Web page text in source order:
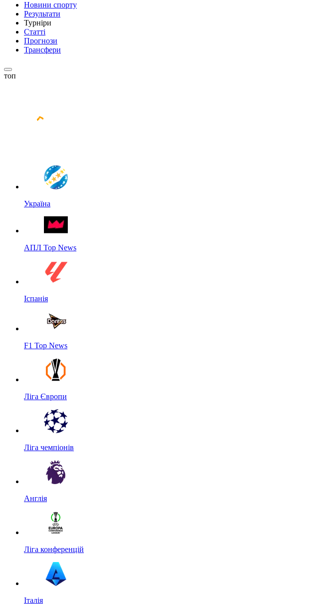
Новини спорту
Результати
Турніри
Статті
Прогнози
Трансфери
топ
Україна
АПЛ Top News
Іспанія
F1 Top News
Ліга Європи
Ліга чемпіонів
Англія
Ліга конференцій
Італія